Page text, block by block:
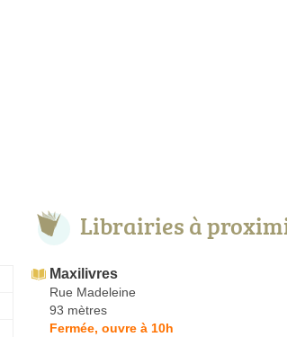
Librairies à
Maxilivres
Rue Madeleine
93 mètres
Fermée, ouvre à 10h